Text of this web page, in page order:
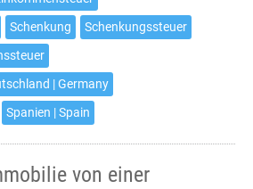
Schenkung
Schenkungssteuer
| Germany
Spanien | Spain
von einer